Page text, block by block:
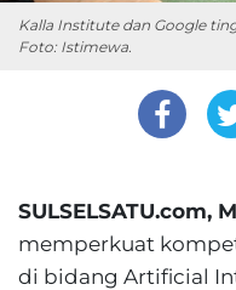
Kalla Institute dan Google
Foto: Istimewa.
SULSELSATU.com,
memperkuat
di bidang Artificial